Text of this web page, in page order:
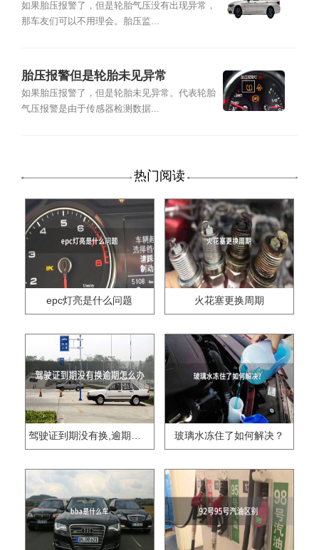
如果胎压报警了，但是轮胎气压没有出现异常，
那车友们可以不用理会。胎压监...
胎压报警但是轮胎未见异常
如果胎压报警了，但是轮胎未见异常。代表轮胎
气压报警是由于传感器检测数据...
热门阅读
epc灯亮是什么问题 火花塞更换周期
驾驶证到期没有换,逾期怎么办?? 玻璃水冻住了如何解决？